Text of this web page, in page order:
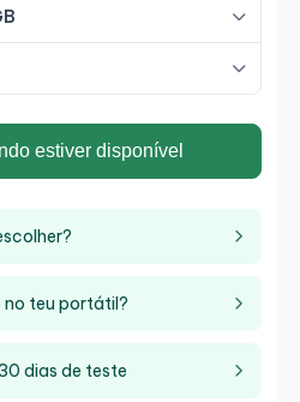
estiver disponível
no teu portátil?
dias de teste